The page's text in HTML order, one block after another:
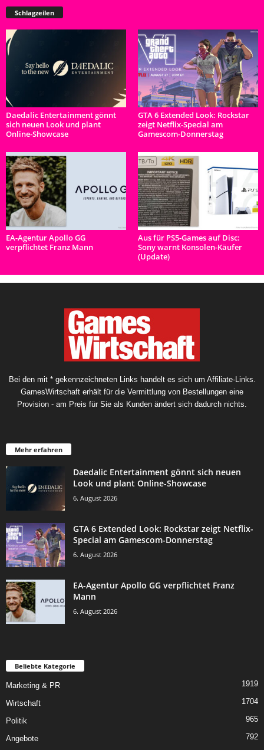
Schlagzeilen
Daedalic Entertainment gönnt
sich neuen Look und plant
Online-Showcase
GTA 6 Extended Look: Rockstar
zeigt Netflix-Special am
Gamescom-Donnerstag
EA-Agentur Apollo GG
verpflichtet Franz Mann
Aus für PS5-Games auf Disc:
Sony warnt Konsolen-Käufer
(Update)
Bei den mit * gekennzeichneten Links handelt es sich um Affiliate-Links.
GamesWirtschaft erhält für die Vermittlung von Bestellungen eine
Provision - am Preis für Sie als Kunden ändert sich dadurch nichts.
Mehr erfahren
Daedalic Entertainment gönnt sich neuen
Look und plant Online-Showcase
6. August 2026
GTA 6 Extended Look: Rockstar zeigt Netflix-
Special am Gamescom-Donnerstag
6. August 2026
EA-Agentur Apollo GG verpflichtet Franz
Mann
6. August 2026
Beliebte Kategorie
Marketing & PR 1919
Wirtschaft 1704
Politik 965
Angebote 792